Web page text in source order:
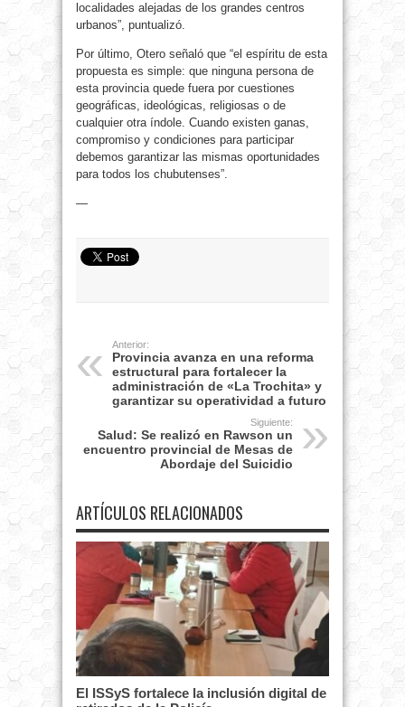
localidades alejadas de los grandes centros
urbanos”, puntualizó.
Por último, Otero señaló que “el espíritu de esta
propuesta es simple: que ninguna persona de
esta provincia quede fuera por cuestiones
geográficas, ideológicas, religiosas o de
cualquier otra índole. Cuando existen ganas,
compromiso y condiciones para participar
debemos garantizar las mismas oportunidades
para todos los chubutenses”.
—
Anterior:
Provincia avanza en una reforma
estructural para fortalecer la
administración de «La Trochita» y
garantizar su operatividad a futuro
Siguiente:
Salud: Se realizó en Rawson un
encuentro provincial de Mesas de
Abordaje del Suicidio
ARTÍCULOS RELACIONADOS
El ISSyS fortalece la inclusión digital de